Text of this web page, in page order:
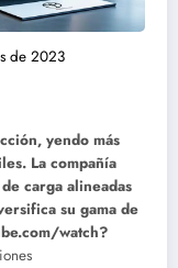
de 2023
yendo más
La compañía
carga alineadas
su gama de
watch?